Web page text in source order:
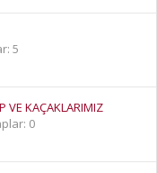
5
VE KAÇAKLARIMIZ
0